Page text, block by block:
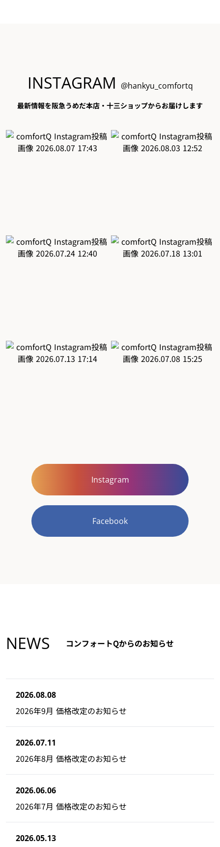
INSTAGRAM @hankyu_comfortq
最新情報を阪急うめだ本店・十三ショップからお届けします
Instagram
Facebook
NEWS コンフォートQからのお知らせ
2026.08.08
2026年9月 価格改定のお知らせ
2026.07.11
2026年8月 価格改定のお知らせ
2026.06.06
2026年7月 価格改定のお知らせ
2026.05.13